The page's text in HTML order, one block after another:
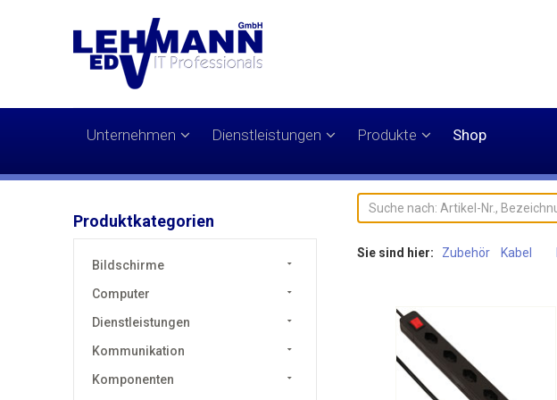
Unternehmen Dienstleistungen Produkte Shop
Produktkategorien
Bildschirme
Computer
Dienstleistungen
Kommunikation
Komponenten
Sie sind hier: Zubehör Kabel